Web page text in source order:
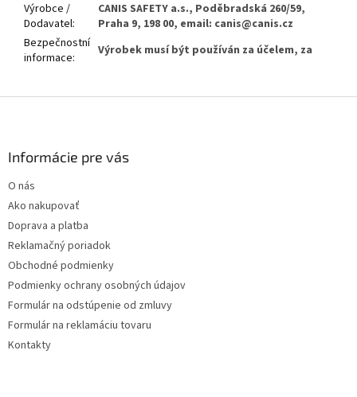
Výrobce /
Dodavatel:
CANIS SAFETY a.s., Poděbradská 260/59,
Praha 9, 198 00, email: canis@canis.cz
Bezpečnostní
informace: Výrobek musí být používán za účelem, za
Informácie pre vás
O nás
Ako nakupovať
Doprava a platba
Reklamačný poriadok
Obchodné podmienky
Podmienky ochrany osobných údajov
Formulár na odstúpenie od zmluvy
Formulár na reklamáciu tovaru
Kontakty